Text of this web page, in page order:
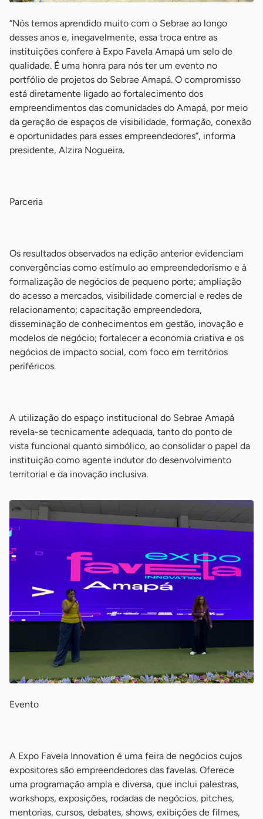
“Nós temos aprendido muito com o Sebrae ao longo
desses anos e, inegavelmente, essa troca entre as
instituições confere à Expo Favela Amapá um selo de
qualidade. É uma honra para nós ter um evento no
portfólio de projetos do Sebrae Amapá. O compromisso
está diretamente ligado ao fortalecimento dos
empreendimentos das comunidades do Amapá, por meio
da geração de espaços de visibilidade, formação, conexão
e oportunidades para esses empreendedores”, informa
presidente, Alzira Nogueira.
Parceria
Os resultados observados na edição anterior evidenciam
convergências como estímulo ao empreendedorismo e à
formalização de negócios de pequeno porte; ampliação
do acesso a mercados, visibilidade comercial e redes de
relacionamento; capacitação empreendedora,
disseminação de conhecimentos em gestão, inovação e
modelos de negócio; fortalecer a economia criativa e os
negócios de impacto social, com foco em territórios
periféricos.
A utilização do espaço institucional do Sebrae Amapá
revela-se tecnicamente adequada, tanto do ponto de
vista funcional quanto simbólico, ao consolidar o papel da
instituição como agente indutor do desenvolvimento
territorial e da inovação inclusiva.
Evento
A Expo Favela Innovation é uma feira de negócios cujos
expositores são empreendedores das favelas. Oferece
uma programação ampla e diversa, que inclui palestras,
workshops, exposições, rodadas de negócios, pitches,
mentorias, cursos, debates, shows, exibições de filmes,